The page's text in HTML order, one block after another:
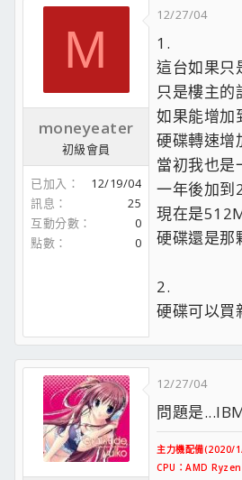
會問的原因
M
moneyeater
初級會員
已加入
12/19/04
訊息
25
互動分數
0
點數
0
12/27/04
1.
這台如果只
只是樓主
如果能增加
硬碟轉速增
當初我也
一年後加到
現在是
硬碟還是那
2.
硬碟可以買
12/27/04
問題是
主力機配備(2020/
CPU：AMD